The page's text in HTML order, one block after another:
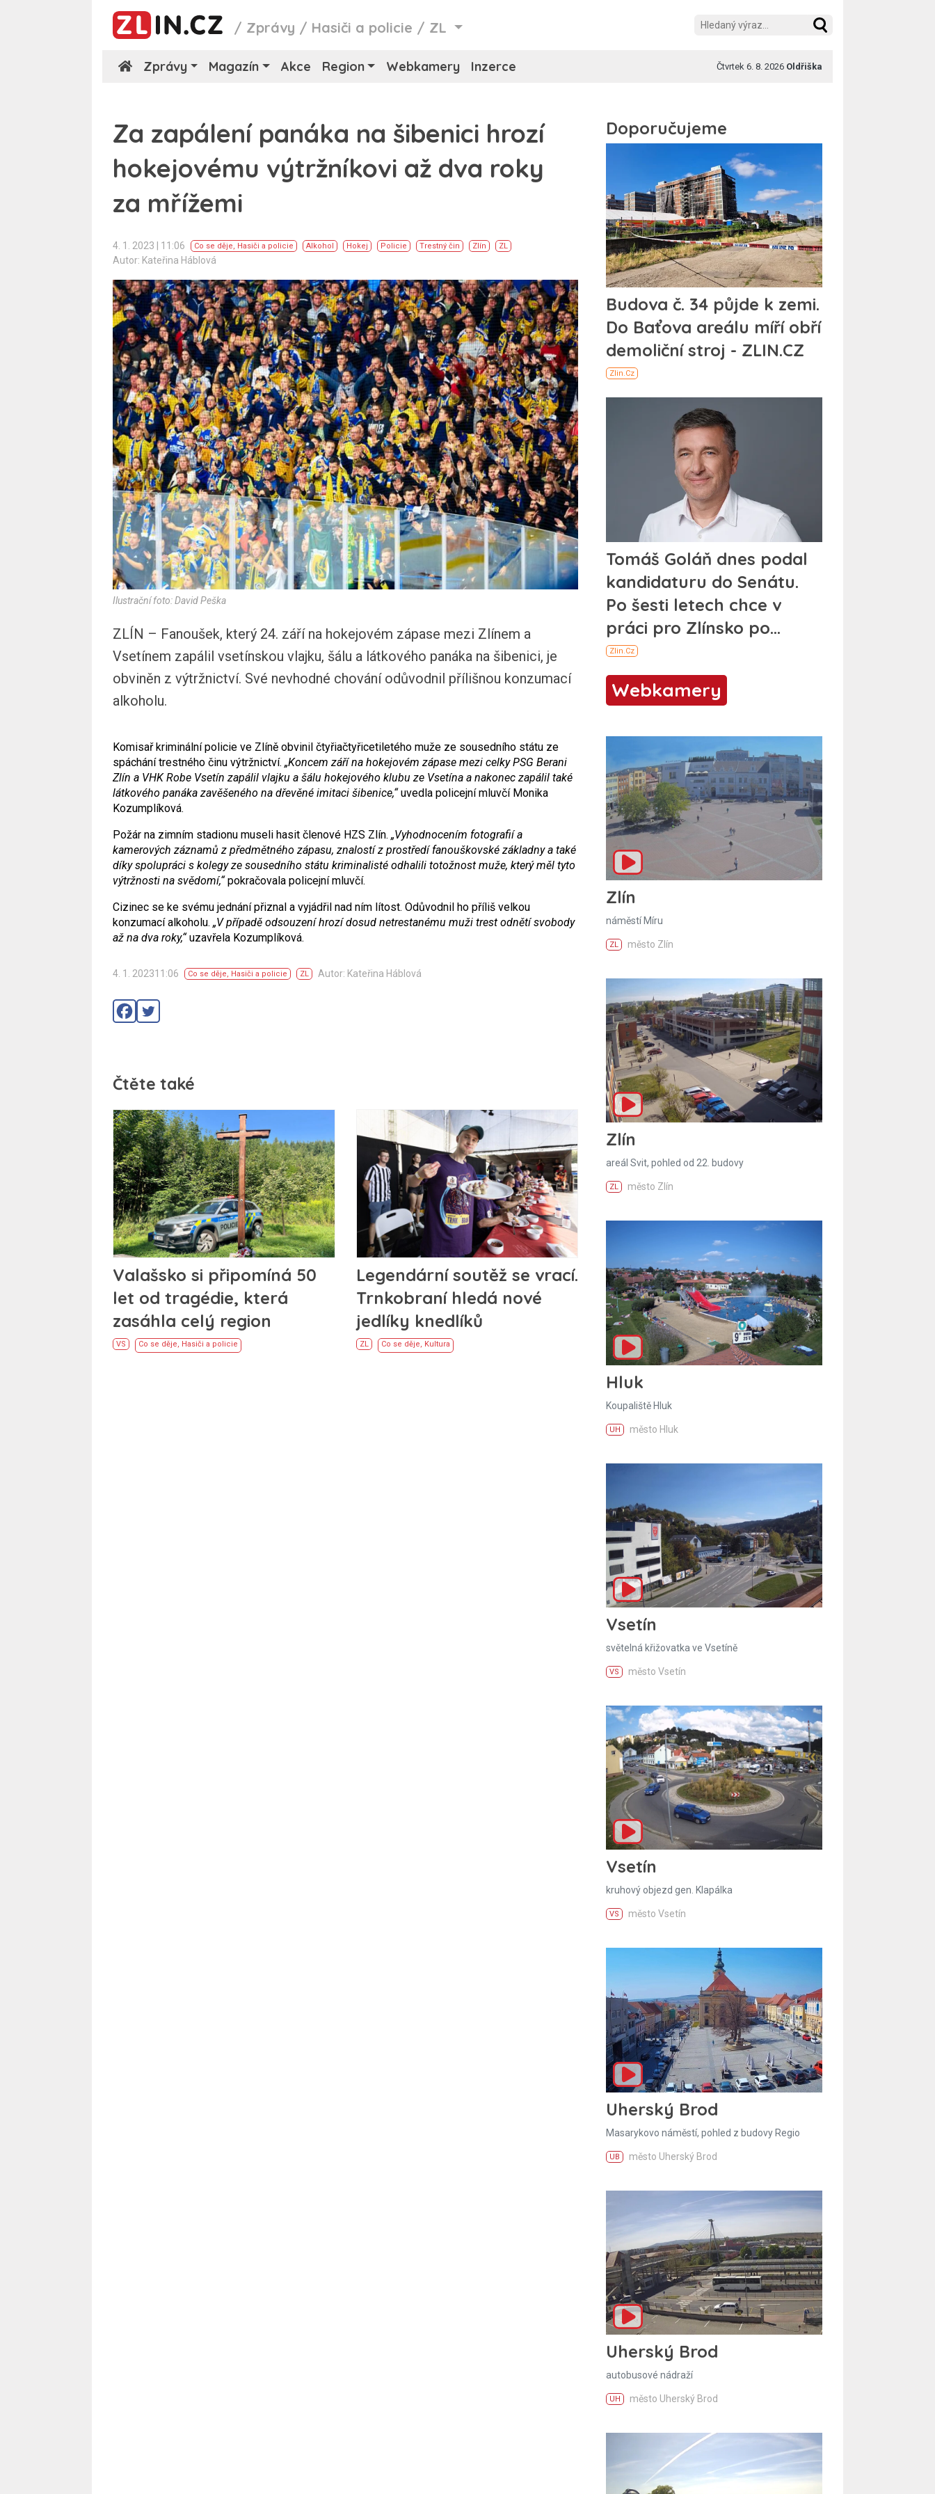
/ Zprávy / Hasiči a policie / ZL
Zprávy Magazín Akce Region Webkamery Inzerce Čtvrtek 6. 8. 2026 Oldřiška
Za zapálení panáka na šibenici hrozí
hokejovému výtržníkovi až dva roky
za mřížemi
4. 1. 2023 | 11:06 Co se děje, Hasiči a policie Alkohol Hokej Policie Trestný čin Zlín ZL
Autor: Kateřina Háblová
Ilustrační foto: David Peška
ZLÍN – Fanoušek, který 24. září na hokejovém zápase mezi Zlínem a
Vsetínem zapálil vsetínskou vlajku, šálu a látkového panáka na šibenici, je
obviněn z výtržnictví. Své nevhodné chování odůvodnil přílišnou konzumací
alkoholu.
Komisař kriminální policie ve Zlíně obvinil čtyřiačtyřicetiletého muže ze sousedního státu ze
spáchání trestného činu výtržnictví. „Koncem září na hokejovém zápase mezi celky PSG Berani
Zlín a VHK Robe Vsetín zapálil vlajku a šálu hokejového klubu ze Vsetína a nakonec zapálil také
látkového panáka zavěšeného na dřevěné imitaci šibenice,“uvedla policejní mluvčí Monika
Kozumplíková.
Požár na zimním stadionu museli hasit členové HZS Zlín. „Vyhodnocením fotografií a
kamerových záznamů z předmětného zápasu, znalostí z prostředí fanouškovské základny a také
díky spolupráci s kolegy ze sousedního státu kriminalisté odhalili totožnost muže, který měl tyto
výtržnosti na svědomí,“pokračovala policejní mluvčí.
Cizinec se ke svému jednání přiznal a vyjádřil nad ním lítost. Odůvodnil ho příliš velkou
konzumací alkoholu. „V případě odsouzení hrozí dosud netrestanému muži trest odnětí svobody
až na dva roky,“uzavřela Kozumplíková.
4. 1. 202311:06 Co se děje, Hasiči a policie ZL Autor: Kateřina Háblová
Čtěte také
Valašsko si připomíná 50
let od tragédie, která
zasáhla celý region
VS Co se děje, Hasiči a policie
Legendární soutěž se vrací.
Trnkobraní hledá nové
jedlíky knedlíků
ZL Co se děje, Kultura
Webkamery
Zlín
náměstí Míru
ZL město Zlín
Zlín
areál Svit, pohled od 22. budovy
ZL město Zlín
Hluk
Koupaliště Hluk
UH město Hluk
Vsetín
světelná křižovatka ve Vsetíně
VS město Vsetín
Vsetín
kruhový objezd gen. Klapálka
VS město Vsetín
Uherský Brod
Masarykovo náměstí, pohled z budovy Regio
UB město Uherský Brod
Uherský Brod
autobusové nádraží
UH město Uherský Brod